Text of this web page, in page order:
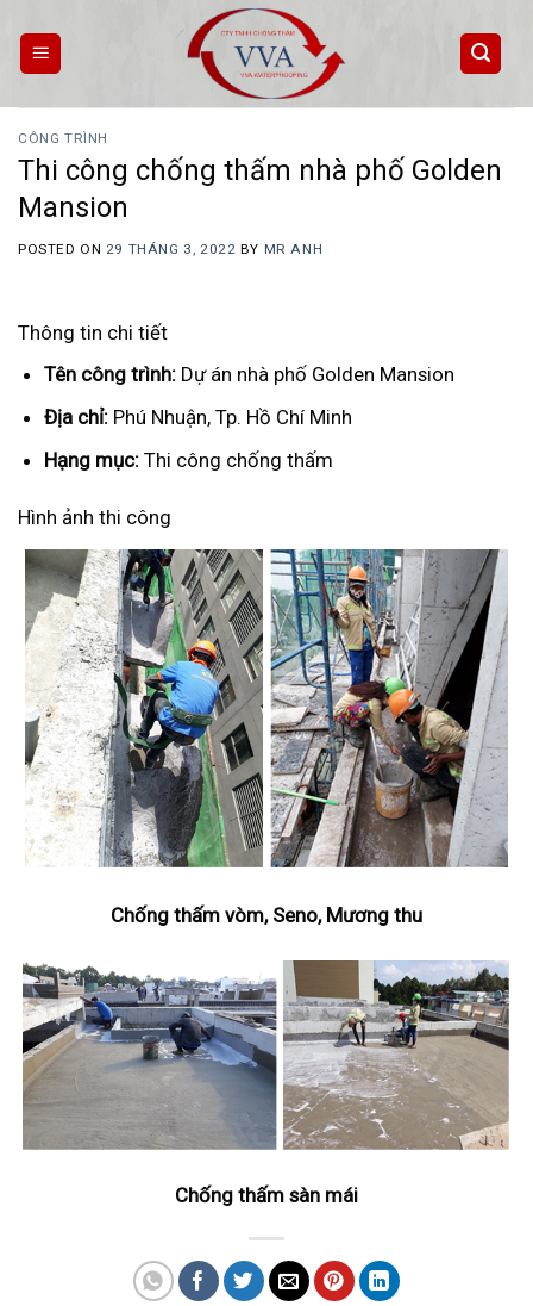
content
CÔNG TRÌNH
Thi công chống thấm nhà phố Golden
Mansion
POSTED ON 29 THÁNG 3, 2022 BY MR ANH
Thông tin chi tiết
Tên công trình:Dự án nhà phố Golden Mansion
Địa chỉ: Phú Nhuận, Tp. Hồ Chí Minh
Hạng mục:Thi công chống thấm
Hình ảnh thi công
Chống thấm vòm, Seno, Mương thu
Chống thấm sàn mái